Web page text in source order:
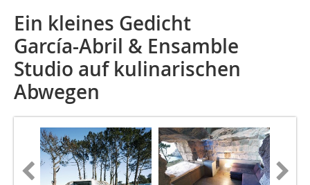
Ein kleines Gedicht
García-Abril & Ensamble
Studio auf kulinarischen
Abwegen